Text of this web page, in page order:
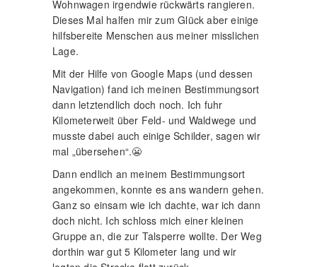
dann letztendlich doch noch. Ich fuhr
Kilometerweit über Feld- und Waldwege und
musste dabei auch einige Schilder, sagen wir
Dann endlich an meinem Bestimmungsort
angekommen, konnte es ans wandern gehen.
Ganz so einsam wie ich dachte, war ich dann
doch nicht. Ich schloss mich einer kleinen
Gruppe an, die zur Talsperre wollte. Der Weg
legten die Strecke flott zurück.